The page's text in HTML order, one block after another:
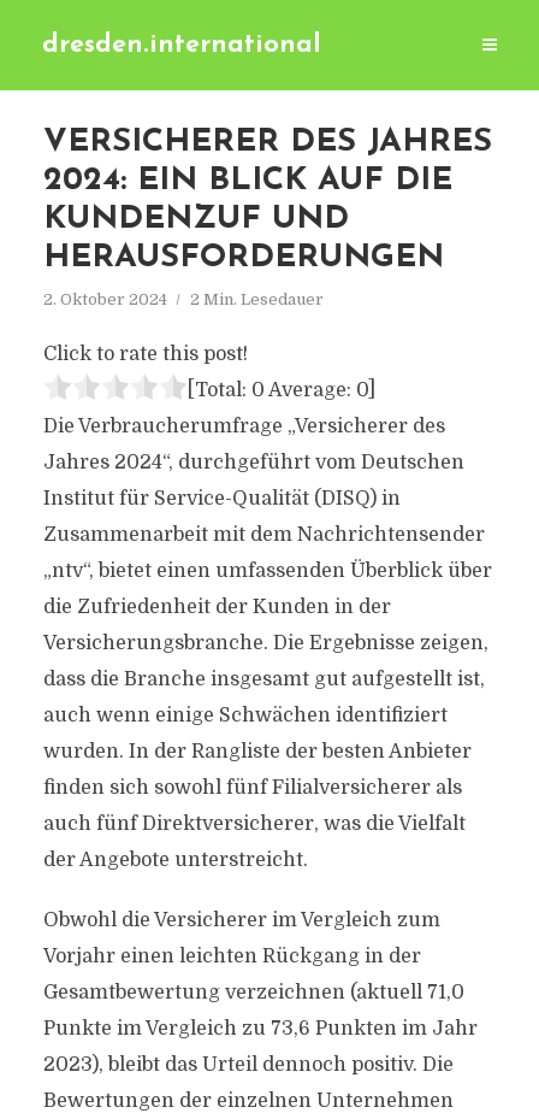
dresden.international
VERSICHERER DES JAHRES
2024: EIN BLICK AUF DIE
KUNDENZUF UND
HERAUSFORDERUNGEN
2. Oktober 2024 2 Min. Lesedauer
Click to rate this post!
[Total: 0 Average: 0]
Die Verbraucherumfrage „Versicherer des
Jahres 2024“, durchgeführt vom Deutschen
Institut für Service-Qualität (DISQ) in
Zusammenarbeit mit dem Nachrichtensender
„ntv“, bietet einen umfassenden Überblick über
die Zufriedenheit der Kunden in der
Versicherungsbranche. Die Ergebnisse zeigen,
dass die Branche insgesamt gut aufgestellt ist,
auch wenn einige Schwächen identifiziert
wurden. In der Rangliste der besten Anbieter
finden sich sowohl fünf Filialversicherer als
auch fünf Direktversicherer, was die Vielfalt
der Angebote unterstreicht.
Obwohl die Versicherer im Vergleich zum
Vorjahr einen leichten Rückgang in der
Gesamtbewertung verzeichnen (aktuell 71,0
Punkte im Vergleich zu 73,6 Punkten im Jahr
2023), bleibt das Urteil dennoch positiv. Die
Bewertungen der einzelnen Unternehmen